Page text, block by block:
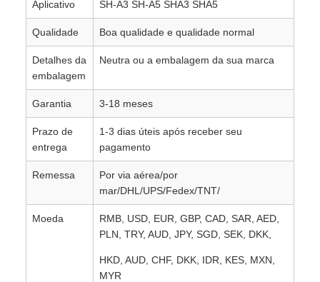
Aplicativo SH-A3 SH-A5 SHA3 SHA5
Qualidade Boa qualidade e qualidade normal
Detalhes da
embalagem
Neutra ou a embalagem da sua marca
Garantia 3-18 meses
Prazo de
entrega
1-3 dias úteis após receber seu
pagamento
Remessa
Por via aérea/por
mar/DHL/UPS/Fedex/TNT/
Moeda
RMB, USD, EUR, GBP, CAD, SAR, AED,
PLN, TRY, AUD, JPY, SGD, SEK, DKK,
HKD, AUD, CHF, DKK, IDR, KES, MXN,
MYR